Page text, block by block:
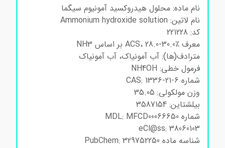
نام ماده: محلول هیدروکسید آمونیوم سیگما
نام لاتین: Ammonium hydroxide solution
کد: 221228
معرف ACS، 28.0-30.0٪ بر اساس NH3
مترادف(ها): آب آمونیاک، آب آمونیاک
فرمول خطی: NH4OH
شماره CAS: 1336-21-6
وزن مولکولی: 35.05
بیلشتاین: 3587154
شماره MDL: MFCD00066650
eCl@ss: 38060103
شناسه ماده PubChem: 329752250